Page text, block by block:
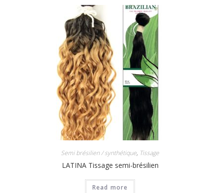
Semi brésilien / synthétique, Tissage
LATINA Tissage semi-brésilien
Read more